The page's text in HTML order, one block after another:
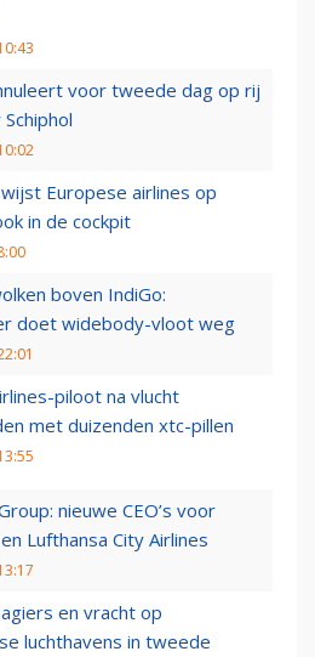
voor tweede dag op rij
Europese airlines op
in de cockpit
boven IndiGo:
doet widebody-vloot weg
piloot na vlucht
met duizenden xtc-pillen
nieuwe CEO’s voor
Lufthansa City Airlines
en vracht op
luchthavens in tweede